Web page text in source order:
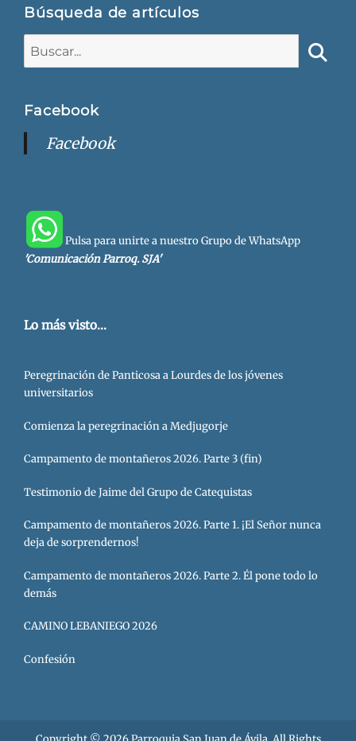
Búsqueda de artículos
Facebook
Facebook
Pulsa para unirte a nuestro Grupo de WhatsApp
'Comunicación Parroq. SJA'
Lo más visto...
Peregrinación de Panticosa a Lourdes de los jóvenes
universitarios
Comienza la peregrinación a Medjugorje
Campamento de montañeros 2026. Parte 3 (fin)
Testimonio de Jaime del Grupo de Catequistas
Campamento de montañeros 2026. Parte 1. ¡El Señor nunca
deja de sorprendernos!
Campamento de montañeros 2026. Parte 2. Él pone todo lo
demás
CAMINO LEBANIEGO 2026
Confesión